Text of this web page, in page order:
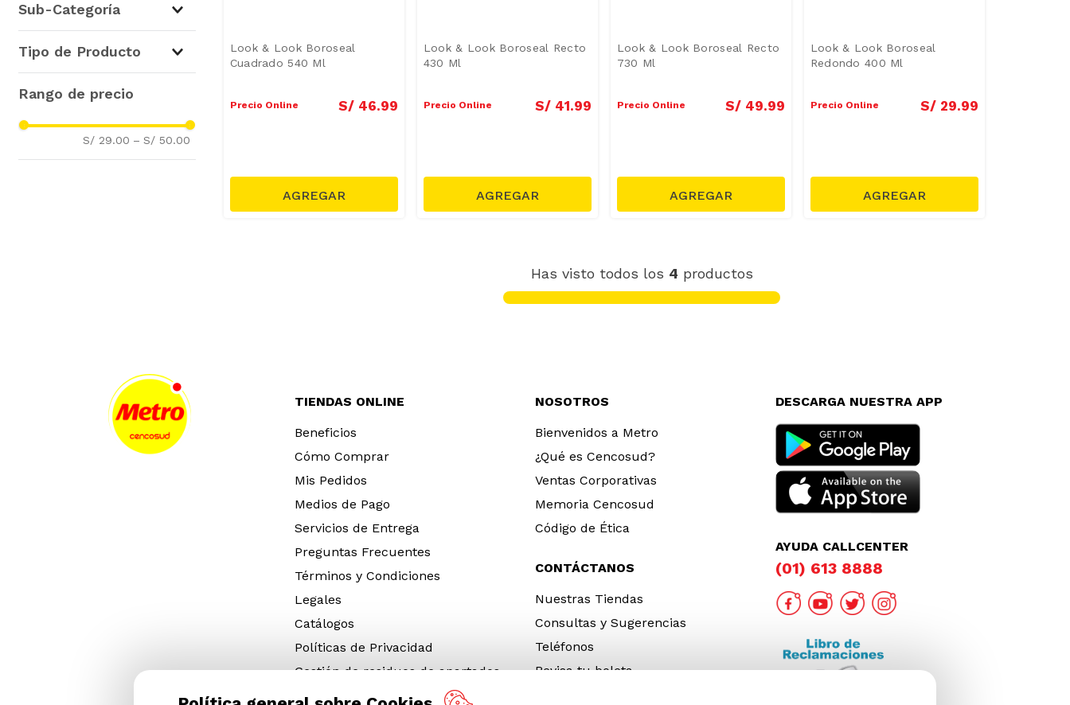
Sub-Categoría
Fuentes
4 )
Tipo de Producto
S/ 29.00 – S/ 50.00
Look & Look Boroseal
Cuadrado 540 Ml
Precio Online S/ 46.99
Look & Look Boroseal Recto
430 Ml
Precio Online S/ 41.99
Look & Look Boroseal Recto
730 Ml
Precio Online S/ 49.99
Look & Look Boroseal
Redondo 400 Ml
Precio Online S/ 29.99
Has visto todos los 4 productos
TIENDAS ONLINE
Beneficios
Cómo Comprar
Mis Pedidos
Medios de Pago
Servicios de Entrega
Preguntas Frecuentes
Términos y Condiciones
Legales
Catálogos
Políticas de Privacidad
Gestión de residuos de apartados
NOSOTROS
Bienvenidos a Metro
¿Qué es Cencosud?
Ventas Corporativas
Memoria Cencosud
Código de Ética
CONTÁCTANOS
Nuestras Tiendas
Consultas y Sugerencias
Teléfonos
Revisa tu boleta
DESCARGA NUESTRA APP
AYUDA CALLCENTER
(01) 613 8888